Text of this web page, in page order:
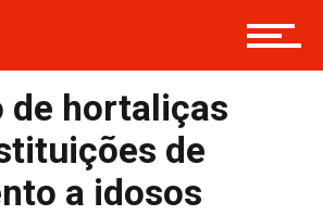
de hortaliças
de
a idosos